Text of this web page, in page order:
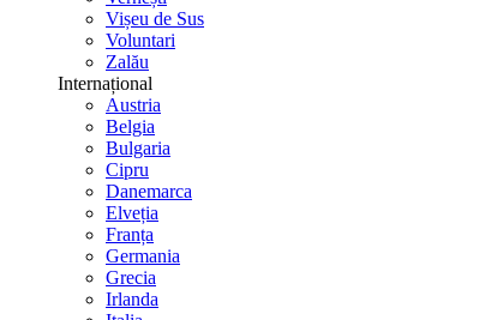
Vișeu de Sus
Voluntari
Zalău
Internațional
Austria
Belgia
Bulgaria
Cipru
Danemarca
Elveția
Franța
Germania
Grecia
Irlanda